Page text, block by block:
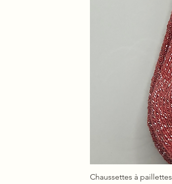
Chaussettes à paillettes